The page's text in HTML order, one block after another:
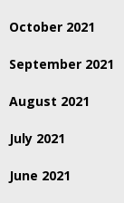
October 2021
September 2021
August 2021
July 2021
June 2021